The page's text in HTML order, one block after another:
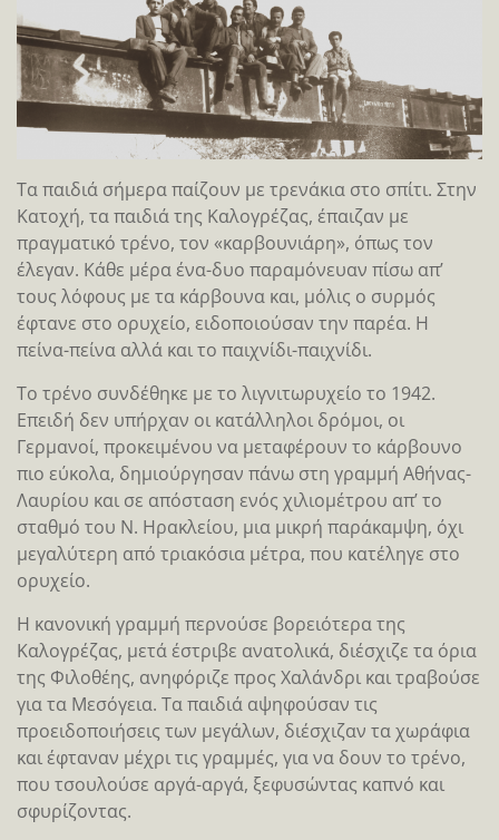
Τα παιδιά σήμερα παίζουν με τρενάκια στο σπίτι. Στην
Κατοχή, τα παιδιά της Καλογρέζας, έπαιζαν με
πραγματικό τρένο, τον «καρβουνιάρη», όπως τον
έλεγαν. Κάθε μέρα ένα-δυο παραμόνευαν πίσω απ’
τους λόφους με τα κάρβουνα και, μόλις ο συρμός
έφτανε στο ορυχείο, ειδοποιούσαν την παρέα. Η
πείνα-πείνα αλλά και το παιχνίδι-παιχνίδι.
Το τρένο συνδέθηκε με το λιγνιτωρυχείο το 1942.
Επειδή δεν υπήρχαν οι κατάλληλοι δρόμοι, οι
Γερμανοί, προκειμένου να μεταφέρουν το κάρβουνο
πιο εύκολα, δημιούργησαν πάνω στη γραμμή Αθήνας-
Λαυρίου και σε απόσταση ενός χιλιομέτρου απ’ το
σταθμό του Ν. Ηρακλείου, μια μικρή παράκαμψη, όχι
μεγαλύτερη από τριακόσια μέτρα, που κατέληγε στο
ορυχείο.
Η κανονική γραμμή περνούσε βορειότερα της
Καλογρέζας, μετά έστριβε ανατολικά, διέσχιζε τα όρια
της Φιλοθέης, ανηφόριζε προς Χαλάνδρι και τραβούσε
για τα Μεσόγεια. Τα παιδιά αψηφούσαν τις
προειδοποιήσεις των μεγάλων, διέσχιζαν τα χωράφια
και έφταναν μέχρι τις γραμμές, για να δουν το τρένο,
που τσουλούσε αργά-αργά, ξεφυσώντας καπνό και
σφυρίζοντας.